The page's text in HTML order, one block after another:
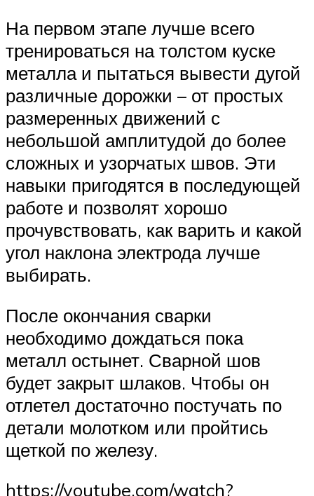
На первом этапе лучше всего
тренироваться на толстом куске
металла и пытаться вывести дугой
различные дорожки – от простых
размеренных движений с
небольшой амплитудой до более
сложных и узорчатых швов. Эти
навыки пригодятся в последующей
работе и позволят хорошо
прочувствовать, как варить и какой
угол наклона электрода лучше
выбирать.
После окончания сварки
необходимо дождаться пока
металл остынет. Сварной шов
будет закрыт шлаков. Чтобы он
отлетел достаточно постучать по
детали молотком или пройтись
щеткой по железу.
https://youtube.com/watch?